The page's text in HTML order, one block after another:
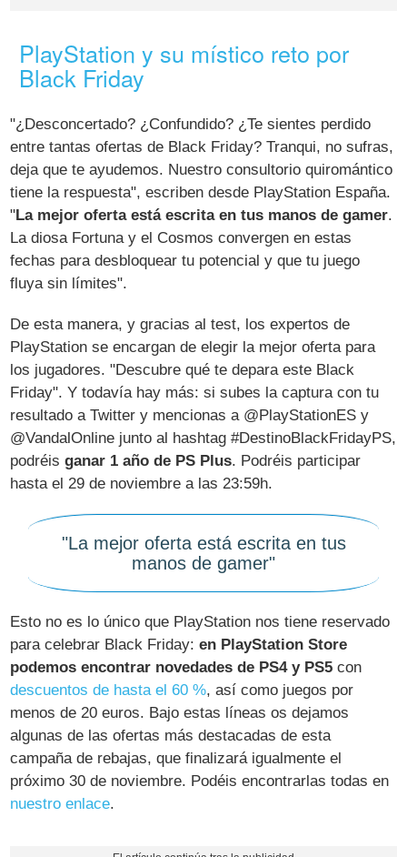
PlayStation y su místico reto por
Black Friday
"¿Desconcertado? ¿Confundido? ¿Te sientes perdido
entre tantas ofertas de Black Friday? Tranqui, no sufras,
deja que te ayudemos. Nuestro consultorio quiromántico
tiene la respuesta", escriben desde PlayStation España.
"La mejor oferta está escrita en tus manos de gamer.
La diosa Fortuna y el Cosmos convergen en estas
fechas para desbloquear tu potencial y que tu juego
fluya sin límites".
De esta manera, y gracias al test, los expertos de
PlayStation se encargan de elegir la mejor oferta para
los jugadores. "Descubre qué te depara este Black
Friday". Y todavía hay más: si subes la captura con tu
resultado a Twitter y mencionas a @PlayStationES y
@VandalOnline junto al hashtag #DestinoBlackFridayPS,
podréisganar 1 año de PS Plus. Podréis participar
hasta el 29 de noviembre a las 23:59h.
"La mejor oferta está escrita en tus
manos de gamer"
Esto no es lo único que PlayStation nos tiene reservado
para celebrar Black Friday:en PlayStation Store
podemos encontrar novedades de PS4 y PS5 con
descuentos de hasta el 60 %, así como juegos por
menos de 20 euros. Bajo estas líneas os dejamos
algunas de las ofertas más destacadas de esta
campaña de rebajas, que finalizará igualmente el
próximo 30 de noviembre. Podéis encontrarlas todas en
nuestro enlace.